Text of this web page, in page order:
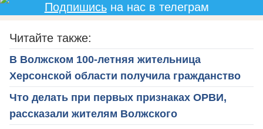
Подпишисьна нас в телеграм
Читайте также:
В Волжском 100-летняя жительница
Херсонской области получила гражданство
Что делать при первых признаках ОРВИ,
рассказали жителям Волжского